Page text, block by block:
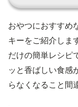
おやつにおすすめ
キーをご紹介しま
だけの簡単レシピ
ッと香ばしい食感
らなくなること間